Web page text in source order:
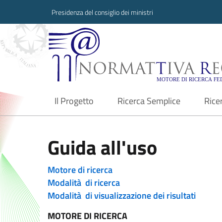
Presidenza del consiglio dei ministri
Normattiva
Il Progetto
current Ricerca Semplice
Guida all'uso
Motore di ricerca
Modalità di ricerca
Modalità di visualizzazione dei risultati
MOTORE DI RICERCA